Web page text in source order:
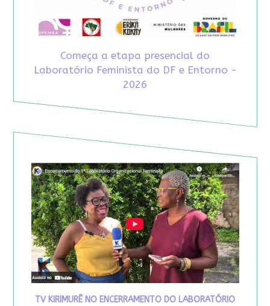
Começa a etapa presencial do
Laboratório Feminista do DF e Entorno -
2026
TV KIRIMURÊ NO ENCERRAMENTO DO LABORATÓRIO